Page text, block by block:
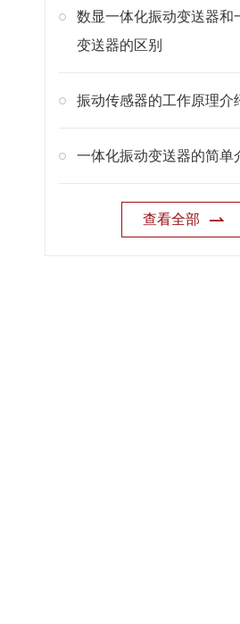
数显一体化振动变送器和
变送器的区别
振动传感器的工作原理介
一体化振动变送器的简单
查看全部